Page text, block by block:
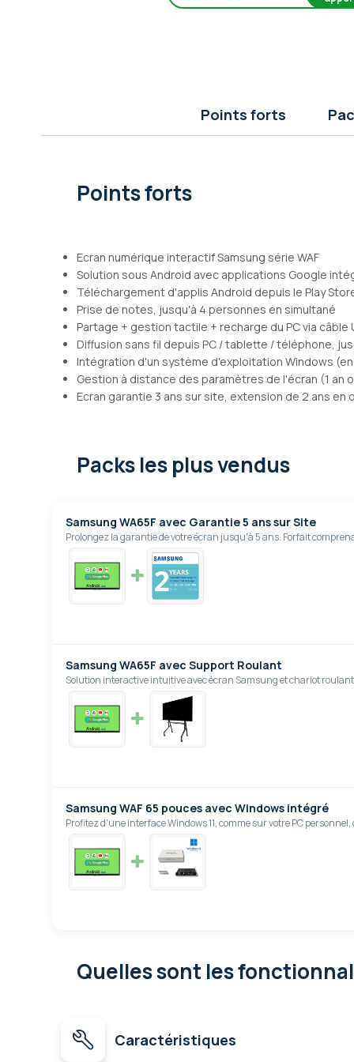
Points forts
Points forts
Ecran numérique interactif Samsung série WAF
Solution sous Android avec applications Google
Téléchargement d'applis Android depuis le Play
Prise de notes, jusqu'à 4 personnes en simultané
Partage + gestion tactile + recharge du PC via câble
Diffusion sans fil depuis PC / tablette / téléphone,
Intégration d'un système d'exploitation Windows
Gestion à distance des paramètres de l'écran (1 an
Ecran garantie 3 ans sur site, extension de 2 ans en
Packs les plus vendus
Samsung WA65F avec Garantie 5 ans sur Site
Prolongez la garantie de votre écran jusqu'à 5 ans. Forfait
Samsung WA65F avec Support Roulant
Solution interactive intuitive avec écran Samsung et chariot
Samsung WAF 65 pouces avec Windows intégré
Profitez d'une interface Windows 11, comme sur votre PC
Quelles sont les
Caractéristiques